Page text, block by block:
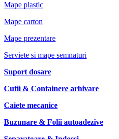
Mape plastic
Mape carton
Mape prezentare
Serviete si mape semnaturi
Suport dosare
Cutii & Containere arhivare
Caiete mecanice
Buzunare & Folii autoadezive